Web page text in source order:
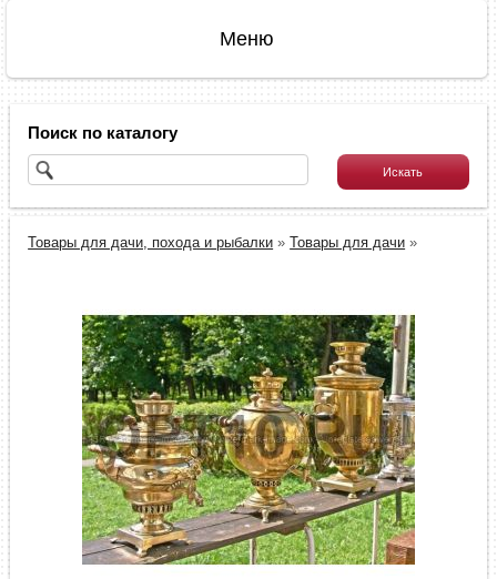
Поиск по каталогу
Товары для дачи, похода и рыбалки »Товары для дачи »